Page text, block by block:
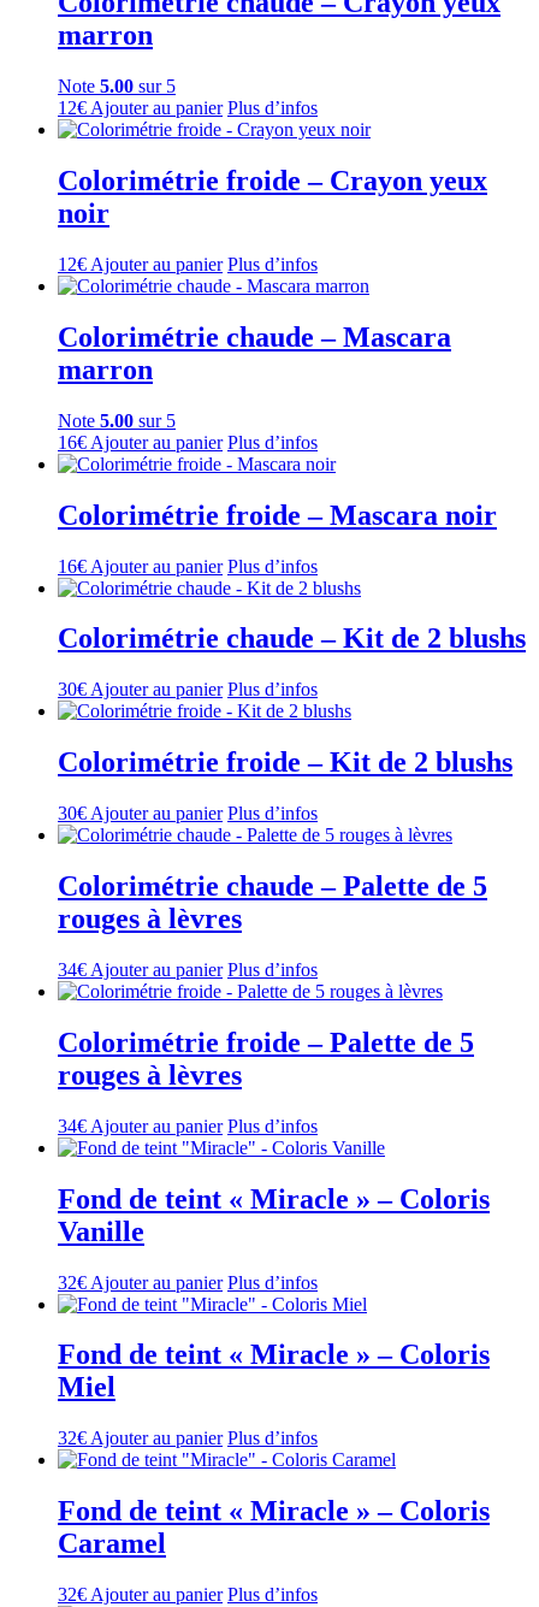
marron
Note 5.00 sur 5
12€ Ajouter au panier Plus d’infos
Colorimétrie froide – Crayon yeux
noir
12€ Ajouter au panier Plus d’infos
Colorimétrie chaude – Mascara
marron
Note 5.00 sur 5
16€ Ajouter au panier Plus d’infos
Colorimétrie froide – Mascara noir
16€ Ajouter au panier Plus d’infos
Colorimétrie chaude – Kit de 2 blushs
30€ Ajouter au panier Plus d’infos
Colorimétrie froide – Kit de 2 blushs
30€ Ajouter au panier Plus d’infos
Colorimétrie chaude – Palette de 5
rouges à lèvres
34€ Ajouter au panier Plus d’infos
Colorimétrie froide – Palette de 5
rouges à lèvres
34€ Ajouter au panier Plus d’infos
Fond de teint « Miracle » – Coloris
Vanille
32€ Ajouter au panier Plus d’infos
Fond de teint « Miracle » – Coloris
Miel
32€ Ajouter au panier Plus d’infos
Fond de teint « Miracle » – Coloris
Caramel
32€ Ajouter au panier Plus d’infos